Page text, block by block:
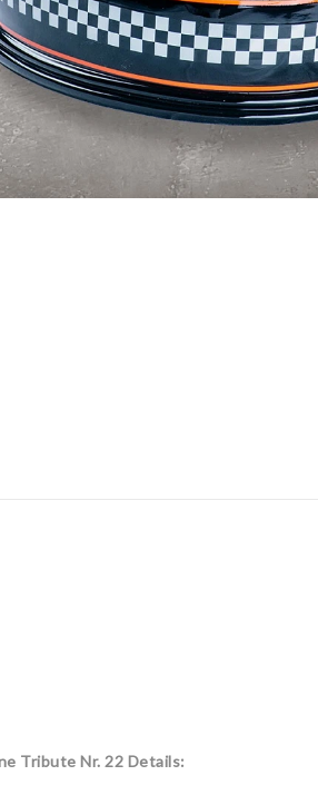
Tribute Nr. 22 Details: